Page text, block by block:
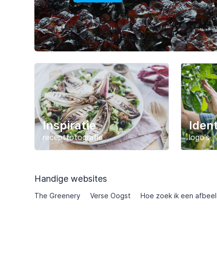
Inspiratie
receptfotografie logo's
Handige websites
The Greenery Verse Oogst Hoe zoek ik een